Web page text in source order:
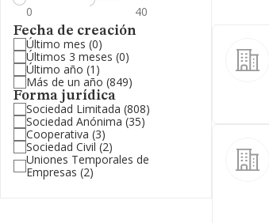
Fecha de creación
Último mes (0)
Últimos 3 meses (0)
Último año (1)
Más de un año (849)
Forma jurídica
Sociedad Limitada (808)
Sociedad Anónima (35)
Cooperativa (3)
Sociedad Civil (2)
Uniones Temporales de
Empresas (2)